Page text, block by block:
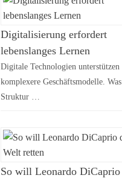
Digitalisierung erfordert
lebenslanges Lernen
Digitale Technologien
komplexere Geschäftsmodelle.
Struktur …
So will Leonardo DiCaprio